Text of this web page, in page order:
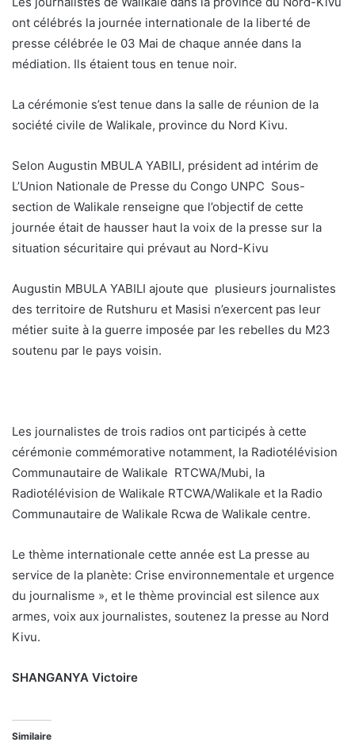
ont célébrés la journée internationale de la liberté de
presse célébrée le 03 Mai de chaque année dans la
médiation. Ils étaient tous en tenue noir.
La cérémonie s’est tenue dans la salle de réunion de la
société civile de Walikale, province du Nord Kivu.
Selon Augustin MBULA YABILI, président ad intérim de
L’Union Nationale de Presse du Congo UNPC Sous-
section de Walikale renseigne que l’objectif de cette
journée était de hausser haut la voix de la presse sur la
situation sécuritaire qui prévaut au Nord-Kivu
Augustin MBULA YABILI ajoute que plusieurs journalistes
des territoire de Rutshuru et Masisi n’exercent pas leur
métier suite à la guerre imposée par les rebelles du M23
soutenu par le pays voisin.
Les journalistes de trois radios ont participés à cette
cérémonie commémorative notamment, la Radiotélévision
Communautaire de Walikale RTCWA/Mubi, la
Radiotélévision de Walikale RTCWA/Walikale et la Radio
Communautaire de Walikale Rcwa de Walikale centre.
Le thème internationale cette année est La presse au
service de la planète: Crise environnementale et urgence
du journalisme », et le thème provincial est silence aux
armes, voix aux journalistes, soutenez la presse au Nord
Kivu.
SHANGANYA Victoire
Similaire